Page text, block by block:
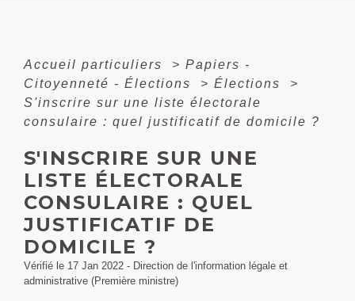
Accueil particuliers > Papiers -
Citoyenneté - Élections
> Élections
>
S'inscrire sur une liste électorale
consulaire : quel justificatif de domicile ?
S'INSCRIRE SUR UNE
LISTE ÉLECTORALE
CONSULAIRE : QUEL
JUSTIFICATIF DE
DOMICILE ?
Vérifié le 17 Jan 2022 - Direction de l'information légale et
administrative (Première ministre)